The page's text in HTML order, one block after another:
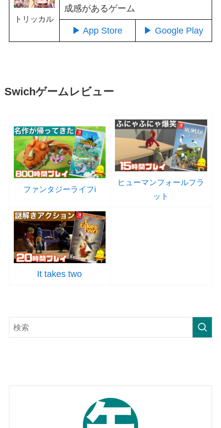
トリッカル
成感があるゲーム
▶ App Store ▶ Google Play
Swichゲームレビュー
ファンタジーライフi
ヒューマンフォールフラ
ット
It takes two